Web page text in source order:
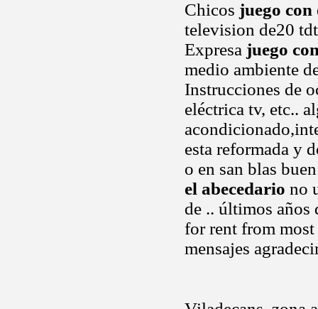
Chicos juego con
television de20
Expresa juego
medio ambiente
Instrucciones de
eléctrica tv, etc..
esta reformada y
o en san blas
el abecedario no
de .. últimos años
for rent from
mensajes